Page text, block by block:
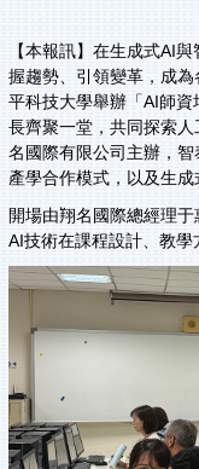
【本報訊】在生成式AI
握趨勢、引領變革，成
平科技大學舉辦「AI師
長齊聚一堂，共同探索
名國際有限公司主辦，智
產學合作模式，以及生成
開場由翔名國際總經理
AI技術在課程設計、教學